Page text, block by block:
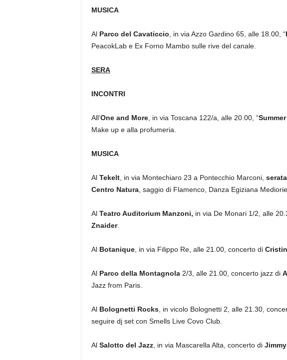
MUSICA
Al Parco del Cavaticcio , in via Azzo Gardino 65, alle 18.00, “
PeacokLab e Ex Forno Mambo sulle rive del canale.
SERA
INCONTRI
All’One and More, in via Toscana 122/a, alle 20.00, “
Make up e alla profumeria.
MUSICA
Al Tekelt, in via Montechiaro 23 a Pontecchio Marconi,
Centro Natura, saggio di Flamenco, Danza Egiziana
AlTeatro Auditorium Manzoni, in via De Monari 1/2, alle
Znaider.
Al Botanique, in via Filippo Re, alle 21.00, concerto di
Al Parco della Montagnola2/3, alle 21.00, concerto jazz di
Jazz from Paris.
Al Bolognetti Rocks, in vicolo Bolognetti 2, alle 21.30,
seguire dj set con Smells Live Covo Club.
Al Salotto del Jazz, in via Mascarella Alta, concerto diJimmy